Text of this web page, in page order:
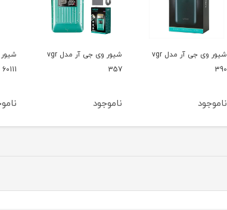
شیور وی جی آر مدل vgr
357
ناموجود
شیور دی اس پی مدل
60111
ناموجود
g66